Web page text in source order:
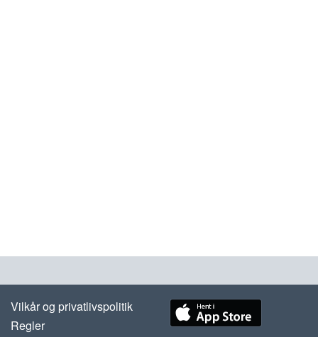
Vilkår og privatlivspolitik
Regler